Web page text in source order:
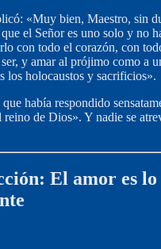
«Muy bien, Maestro, sin
el Señor es uno solo y no
con todo el corazón, con
y amar al prójimo como a
los holocaustos y sacrificios».
que había respondido
reino de Dios». Y nadie se
El amor es lo